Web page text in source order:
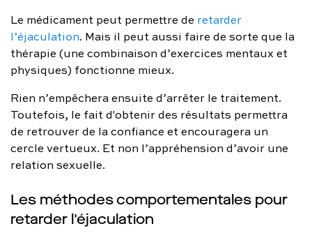
Le médicament peut permettre de retarder
l’éjaculation. Mais il peut aussi faire de sorte que la
thérapie (une combinaison d’exercices mentaux et
physiques) fonctionne mieux.
Rien n’empêchera ensuite d’arrêter le traitement.
Toutefois, le fait d'obtenir des résultats permettra
de retrouver de la confiance et encouragera un
cercle vertueux. Et non l’appréhension d’avoir une
relation sexuelle.
Les méthodes comportementales pour
retarder l'éjaculation